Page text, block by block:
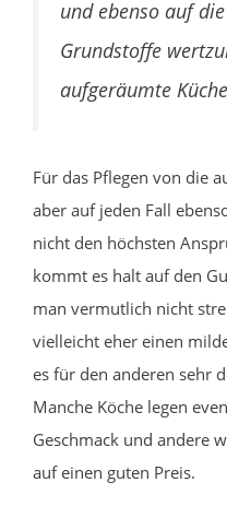
und ebenso auf
Grundstoffe
aufgeräumte
Für das Pflegen von die
aber auf jeden Fall
nicht den höchsten
kommt es halt auf den
man vermutlich nicht
vielleicht eher einen
es für den anderen sehr
Manche Köche legen
Geschmack und andere
auf einen guten Preis.